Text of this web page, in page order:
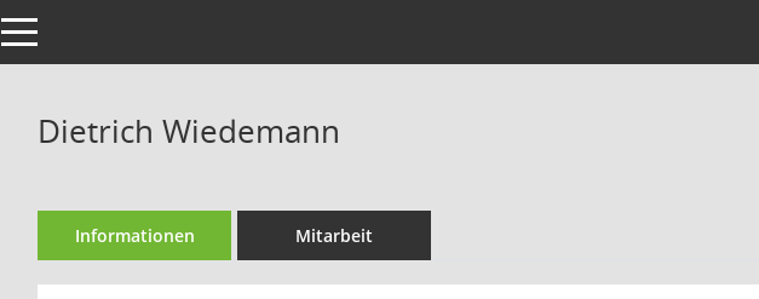
Toggle navigation
Dietrich Wiedemann
Informationen Mitarbeit